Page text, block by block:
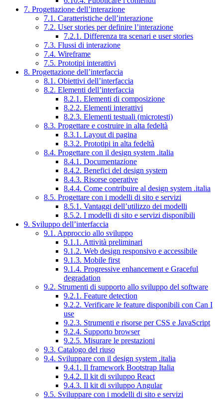
7. Progettazione dell’interazione
7.1. Caratteristiche dell’interazione
7.2. User stories per definire l’interazione
7.2.1. Differenza tra scenari e user stories
7.3. Flussi di interazione
7.4. Wireframe
7.5. Prototipi interattivi
8. Progettazione dell’interfaccia
8.1. Obiettivi dell’interfaccia
8.2. Elementi dell’interfaccia
8.2.1. Elementi di composizione
8.2.2. Elementi interattivi
8.2.3. Elementi testuali (microtesti)
8.3. Progettare e costruire in alta fedeltà
8.3.1. Layout di pagina
8.3.2. Prototipi in alta fedeltà
8.4. Progettare con il design system .italia
8.4.1. Documentazione
8.4.2. Benefici del design system
8.4.3. Risorse operative
8.4.4. Come contribuire al design system .italia
8.5. Progettare con i modelli di sito e servizi
8.5.1. Vantaggi dell’utilizzo dei modelli
8.5.2. I modelli di sito e servizi disponibili
9. Sviluppo dell’interfaccia
9.1. Approccio allo sviluppo
9.1.1. Attività preliminari
9.1.2. Web design responsivo e accessibile
9.1.3. Mobile first
9.1.4. Progressive enhancement e Graceful
degradation
9.2. Strumenti di supporto allo sviluppo del software
9.2.1. Feature detection
9.2.2. Verificare le feature disponibili con Can I
use
9.2.3. Strumenti e risorse per CSS e JavaScript
9.2.4. Supporto browser
9.2.5. Misurare le prestazioni
9.3. Catalogo del riuso
9.4. Sviluppare con il design system .italia
9.4.1. Il framework Bootstrap Italia
9.4.2. Il kit di sviluppo React
9.4.3. Il kit di sviluppo Angular
9.5. Sviluppare con i modelli di sito e servizi